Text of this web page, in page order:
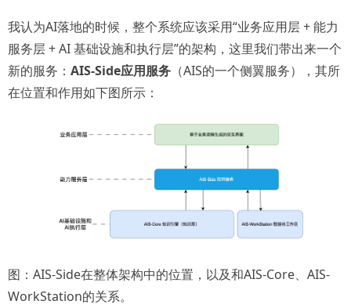
我认为AI落地的时候，整个系统应该采用“业务应用层 + 能力
服务层 + AI 基础设施和执行层”的架构，这里我们带出来一个
新的服务： AIS-Side应用服务 （AIS的一个侧翼服务），其所
在位置和作用如下图所示：
图：AIS-Side在整体架构中的位置，以及和AIS-Core、AIS-
WorkStation的关系。